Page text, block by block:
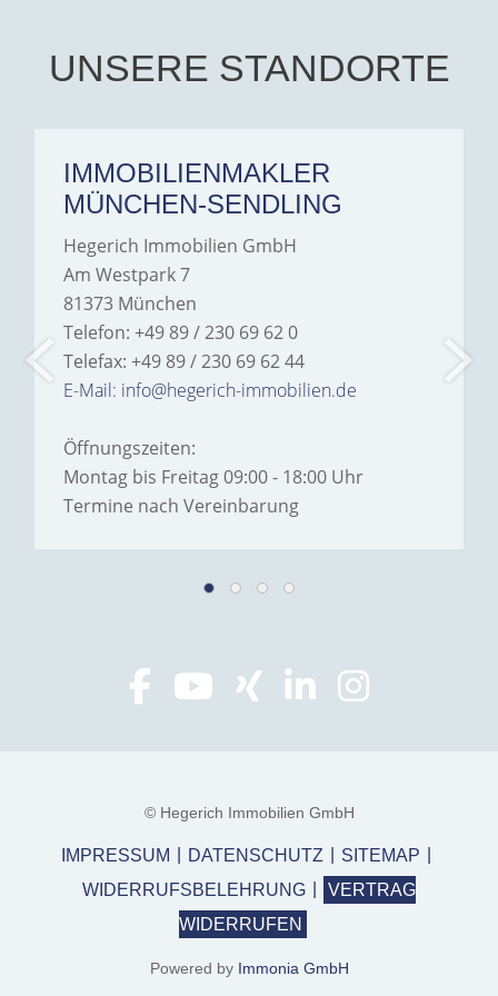
UNSERE STANDORTE
IMMOBILIENMAKLER
MÜNCHEN-SENDLING
Hegerich Immobilien GmbH
Am Westpark 7
81373 München
Telefon: +49 89 / 230 69 62 0
Telefax: +49 89 / 230 69 62 44
E-Mail: info@hegerich-immobilien.de
Öffnungszeiten:
Montag bis Freitag 09:00 - 18:00 Uhr
Termine nach Vereinbarung
© Hegerich Immobilien GmbH
IMPRESSUM DATENSCHUTZ
SITEMAP
WIDERRUFSBELEHRUNG
VERTRAG
WIDERRUFEN
Powered by Immonia GmbH